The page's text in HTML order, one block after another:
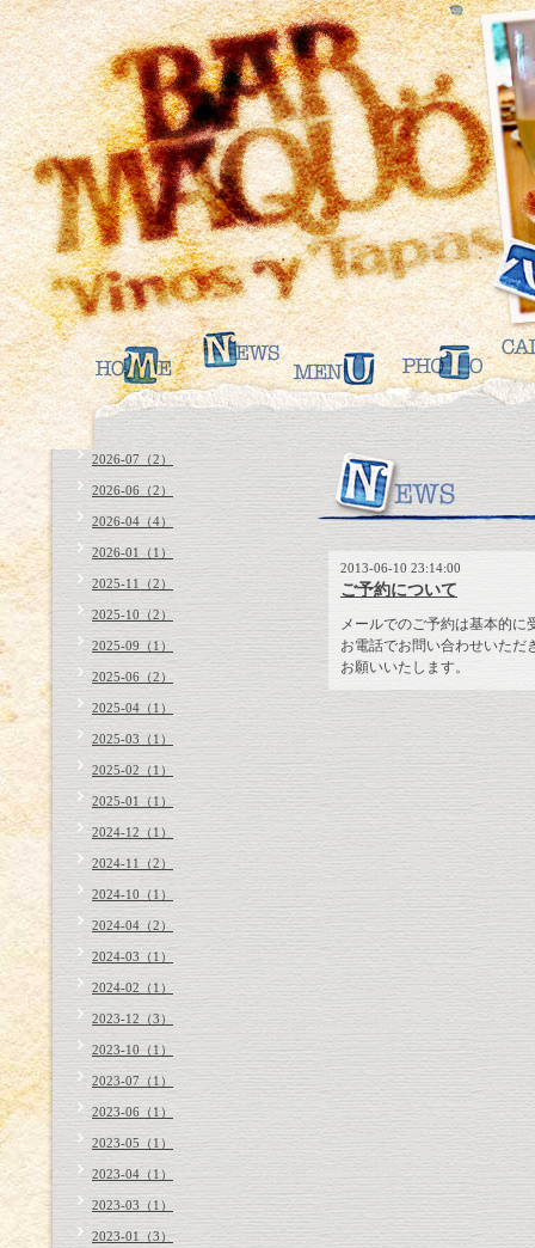
2013-06-10 23:14:00
ご予約について
メールでのご予約は基本的に
お電話でお問い合わせいただ
お願いいたします。
2026-07（2）
2026-06（2）
2026-04（4）
2026-01（1）
2025-11（2）
2025-10（2）
2025-09（1）
2025-06（2）
2025-04（1）
2025-03（1）
2025-02（1）
2025-01（1）
2024-12（1）
2024-11（2）
2024-10（1）
2024-04（2）
2024-03（1）
2024-02（1）
2023-12（3）
2023-10（1）
2023-07（1）
2023-06（1）
2023-05（1）
2023-04（1）
2023-03（1）
2023-01（3）